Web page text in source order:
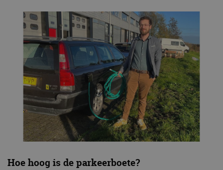
Hoe hoog is de parkeerboete?